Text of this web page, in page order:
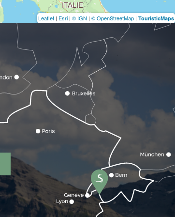
Leaflet | Esri | © IGN | © OpenStreetMap | TouristicMaps